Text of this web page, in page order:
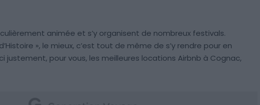
animée et s’y organisent de nombreux festivals.
», le mieux, c’est tout de même de s’y rendre pour en
justement, pour vous, les meilleures locations Airbnb à Cognac,